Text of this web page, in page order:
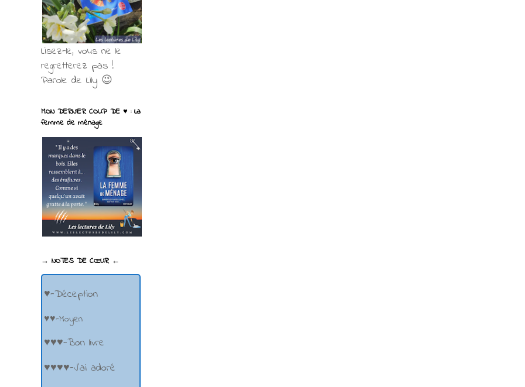
Lisez-le, vous ne le
regretterez pas !
Parole de Lily 😉
MON DERNIER COUP DE ♥ : La
femme de ménage
→ NOTES DE CŒUR ←
♥-Déception
♥♥-Moyen
♥♥♥-Bon livre
♥♥♥♥-J'ai adoré